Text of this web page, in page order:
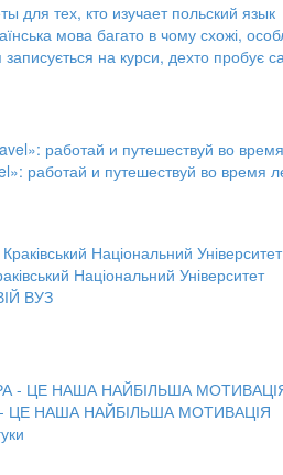
для тех, кто изучает польский язык
мова багато в чому схожі,
записується на курси, дехто пробує
работай и путешествуй во время
Національний Університет
ВУЗ
ЦЕ НАША НАЙБІЛЬША МОТИВАЦІЯ